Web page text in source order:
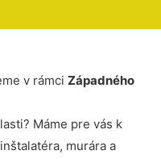
v rámci Západného
Máme pre vás k
murára a